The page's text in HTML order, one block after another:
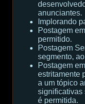
anunciantes.
Implorando
Postagem
permitido.
Postagem
segmento,
Postagem
estritamente
a um tópico
significativas
é permitida.